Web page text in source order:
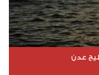
عدن